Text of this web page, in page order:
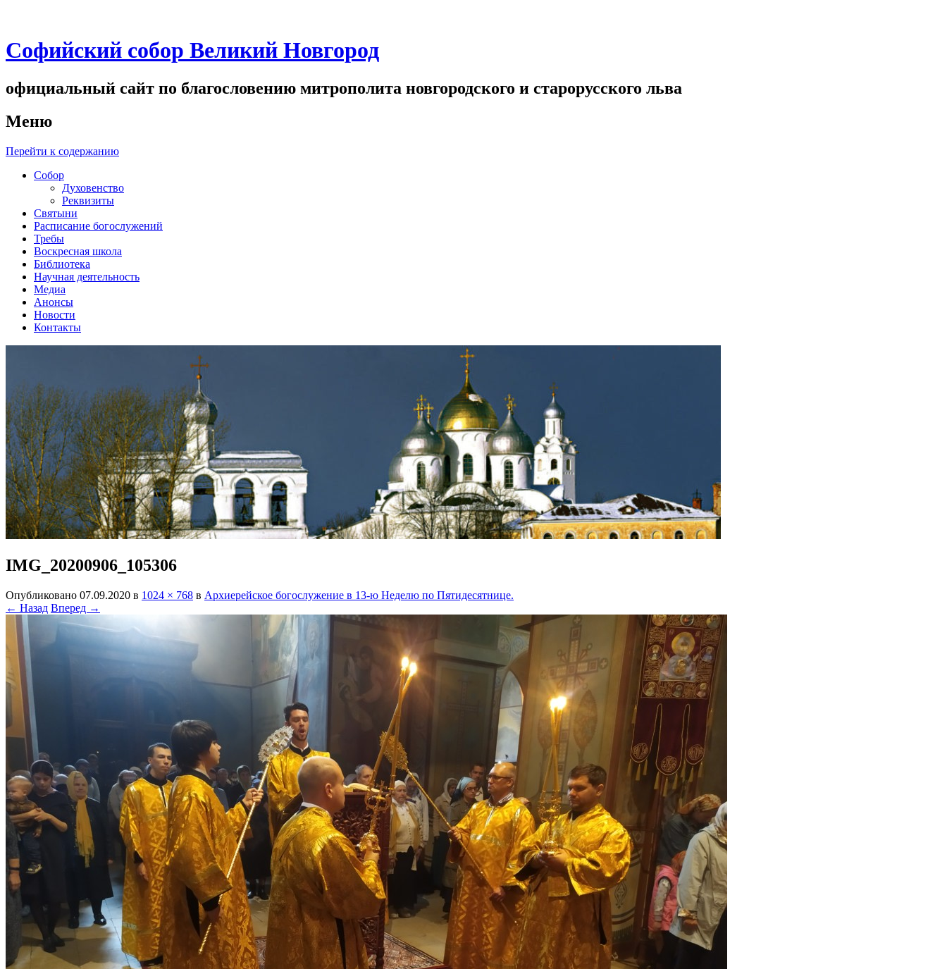
Софийский собор Великий Новгород
официальный сайт по благословению митрополита новгородского и старорусского льва
Меню
Перейти к содержанию
Собор
Духовенство
Реквизиты
Святыни
Расписание богослужений
Требы
Воскресная школа
Библиотека
Научная деятельность
Медиа
Анонсы
Новости
Контакты
IMG_20200906_105306
Опубликовано 07.09.2020 в 1024 × 768 в Архиерейское богослужение в 13-ю Неделю по Пятидесятнице.
← Назад Вперед →